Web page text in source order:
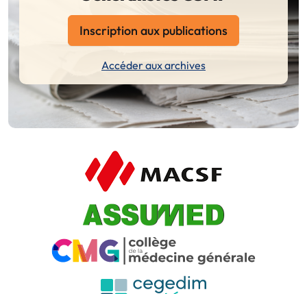
Inscription aux publications
Accéder aux archives